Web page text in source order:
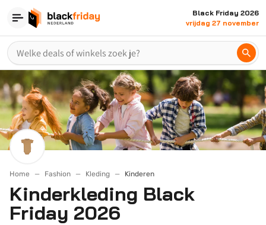
Black Friday 2026
vrijdag 27 november
Home Fashion Kleding Kinderen
Kinderkleding Black
Friday 2026